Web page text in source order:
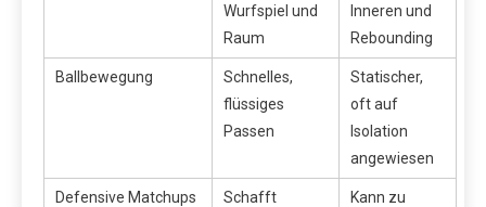
Wurfspiel und
Raum
Inneren und
Rebounding
Ballbewegung
Schnelles,
flüssiges
Passen
Statischer,
oft auf
Isolation
angewiesen
Defensive Matchups
Schafft
Kann zu